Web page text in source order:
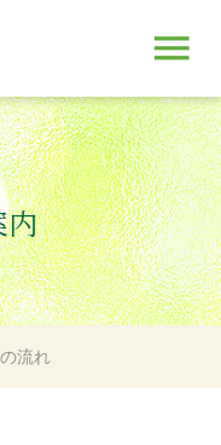
取り組み 採用情報
内
流れ